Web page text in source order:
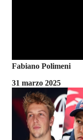
Fabiano Polimeni
31 marzo 2025